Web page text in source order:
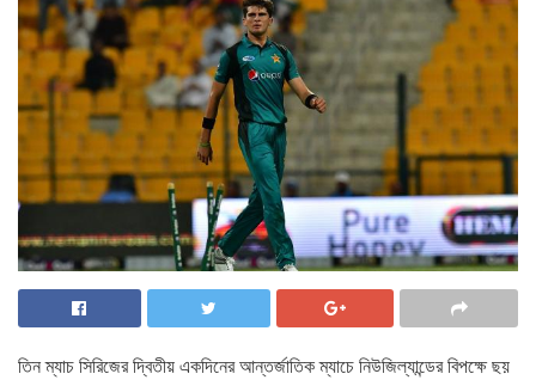
তিন ম্যাচ সিরিজের দ্বিতীয় একদিনের আন্তর্জাতিক ম্যাচে নিউজিল্যান্ডের বিপক্ষে ছয়